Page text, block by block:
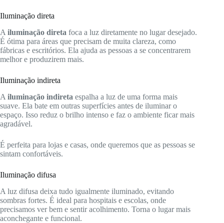
Iluminação direta
A iluminação direta foca a luz diretamente no lugar desejado.
É ótima para áreas que precisam de muita clareza, como
fábricas e escritórios. Ela ajuda as pessoas a se concentrarem
melhor e produzirem mais.
Iluminação indireta
A iluminação indireta espalha a luz de uma forma mais
suave. Ela bate em outras superfícies antes de iluminar o
espaço. Isso reduz o brilho intenso e faz o ambiente ficar mais
agradável.
É perfeita para lojas e casas, onde queremos que as pessoas se
sintam confortáveis.
Iluminação difusa
A luz difusa deixa tudo igualmente iluminado, evitando
sombras fortes. É ideal para hospitais e escolas, onde
precisamos ver bem e sentir acolhimento. Torna o lugar mais
aconchegante e funcional.